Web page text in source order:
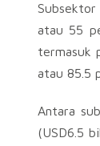
Subsektor
atau 55
termasuk
atau 85.5
Antara
(USD6.5